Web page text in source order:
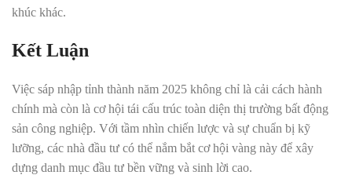
khúc khác.
Kết Luận
Việc sáp nhập tỉnh thành năm 2025 không chỉ là cải cách hành
chính mà còn là cơ hội tái cấu trúc toàn diện thị trường bất động
sản công nghiệp. Với tầm nhìn chiến lược và sự chuẩn bị kỹ
lưỡng, các nhà đầu tư có thể nắm bắt cơ hội vàng này để xây
dựng danh mục đầu tư bền vững và sinh lời cao.